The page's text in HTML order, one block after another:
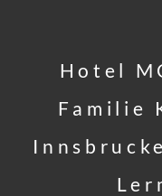
Hotel
Familie